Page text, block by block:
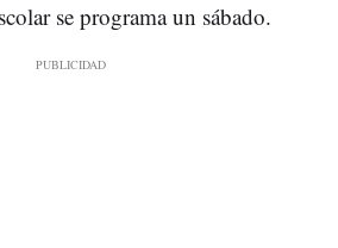
se programa un sábado.